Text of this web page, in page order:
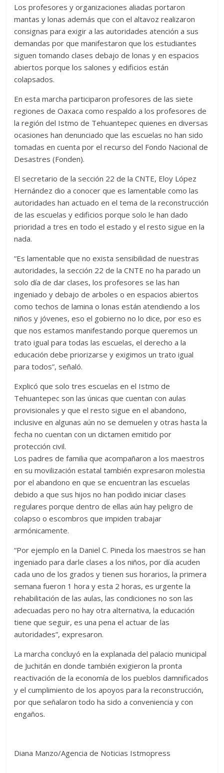
Los profesores y organizaciones aliadas portaron
mantas y lonas además que con el altavoz realizaron
consignas para exigir a las autoridades atención a sus
demandas por que manifestaron que los estudiantes
siguen tomando clases debajo de lonas y en espacios
abiertos porque los salones y edificios están
colapsados.
En esta marcha participaron profesores de las siete
regiones de Oaxaca como respaldo a los profesores de
la región del Istmo de Tehuantepec quienes en diversas
ocasiones han denunciado que las escuelas no han sido
tomadas en cuenta por el recurso del Fondo Nacional de
Desastres (Fonden).
El secretario de la sección 22 de la CNTE, Eloy López
Hernández dio a conocer que es lamentable como las
autoridades han actuado en el tema de la reconstrucción
de las escuelas y edificios porque solo le han dado
prioridad a tres en todo el estado y el resto sigue en la
nada.
“Es lamentable que no exista sensibilidad de nuestras
autoridades, la sección 22 de la CNTE no ha parado un
solo día de dar clases, los profesores se las han
ingeniado y debajo de arboles o en espacios abiertos
como techos de lamina o lonas están atendiendo a los
niños y jóvenes, eso el gobierno no lo dice, por eso es
que nos estamos manifestando porque queremos un
trato igual para todas las escuelas, el derecho a la
educación debe priorizarse y exigimos un trato igual
para todos”, señaló.
Explicó que solo tres escuelas en el Istmo de
Tehuantepec son las únicas que cuentan con aulas
provisionales y que el resto sigue en el abandono,
inclusive en algunas aún no se demuelen y otras hasta la
fecha no cuentan con un dictamen emitido por
protección civil.
Los padres de familia que acompañaron a los maestros
en su movilización estatal también expresaron molestia
por el abandono en que se encuentran las escuelas
debido a que sus hijos no han podido iniciar clases
regulares porque dentro de ellas aún hay peligro de
colapso o escombros que impiden trabajar
armónicamente.
“Por ejemplo en la Daniel C. Pineda los maestros se han
ingeniado para darle clases a los niños, por día acuden
cada uno de los grados y tienen sus horarios, la primera
semana fueron 1 hora y esta 2 horas, es urgente la
rehabilitación de las aulas, las condiciones no son las
adecuadas pero no hay otra alternativa, la educación
tiene que seguir, es una pena el actuar de las
autoridades”, expresaron.
La marcha concluyó en la explanada del palacio municipal
de Juchitán en donde también exigieron la pronta
reactivación de la economía de los pueblos damnificados
y el cumplimiento de los apoyos para la reconstrucción,
por que señalaron todo ha sido a conveniencia y con
engaños.
Diana Manzo/Agencia de Noticias Istmopress